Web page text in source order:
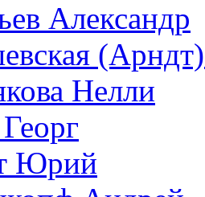
Александр
Нелли
Юрий